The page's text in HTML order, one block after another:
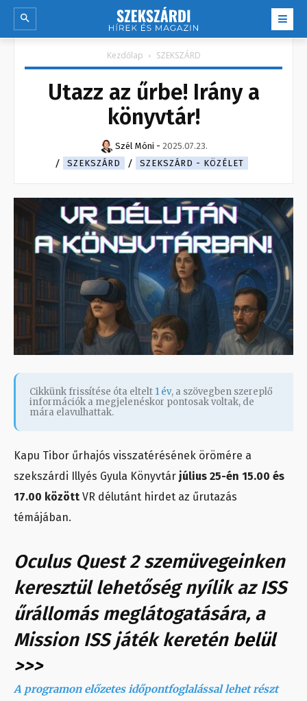
Kezdőlap SZEKSZÁRD
Utazz az űrbe! Irány a
könyvtár!
Szél Móni - 2025.07.23.
SZEKSZÁRD
SZEKSZÁRD - KÖZÉLET
Cikkünk frissítése óta eltelt 1 év, a szövegben szereplő
információk a megjelenéskor pontosak voltak, de
mára elavulhattak.
Kapu Tibor űrhajós visszatérésének örömére a
szekszárdi Illyés Gyula Könyvtár július 25-én 15.00 és
17.00 között VR délutánt hirdet az űrutazás
témájában.
Oculus Quest 2 szemüvegeinken
keresztül lehetőség nyílik az ISS
űrállomás meglátogatására, a
Mission ISS játék keretén belül
>>>
A programon előzetes időpontfoglalással lehet részt